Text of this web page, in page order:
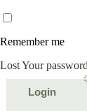
Remember me
Lost Your
Login